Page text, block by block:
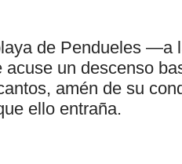
de Pendueles —a
un descenso
amén de su
ello entraña.